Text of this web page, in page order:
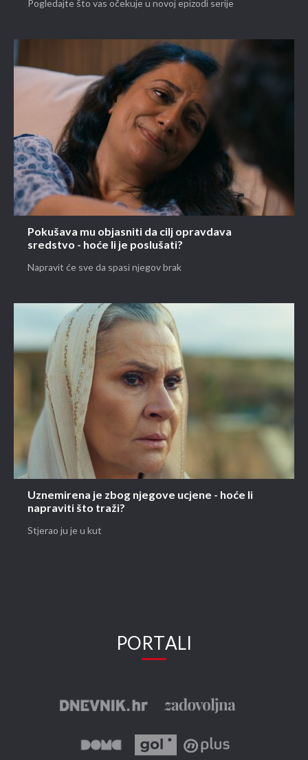
Pogledajte što vas očekuje u novoj epizodi serije
Pokušava mu objasniti da cilj opravdava
sredstvo - hoće li je poslušati?
Napravit će sve da spasi njegov brak
Uznemirena je zbog njegove ucjene - hoće li
napraviti što traži?
Stjerao ju je u kut
PORTALI